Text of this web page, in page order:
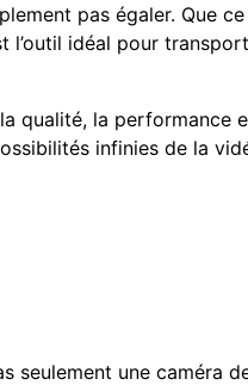
pas égaler. Que
l’outil idéal pour
qualité, la performance
infinies de la
seulement une caméra